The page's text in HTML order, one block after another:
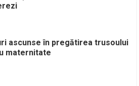
ascunse în pregătirea trusoului
maternitate